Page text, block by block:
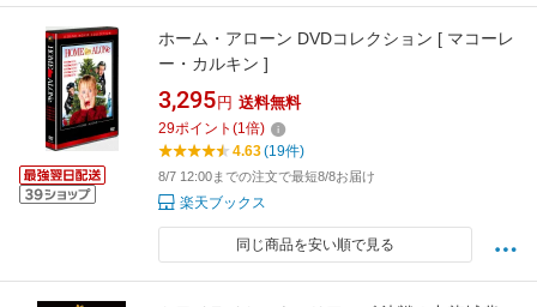
ホーム・アローン DVDコレクション [ マコーレ
ー・カルキン ]
3,295 円 送料無料
29ポイント (1倍)
4.63(19件)
8/7 12:00までの注文で最短8/8お届け
楽天ブックス
同じ商品を安い順で見る